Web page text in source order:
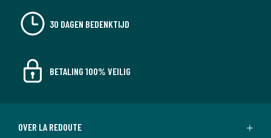
30 DAGEN BEDENKTIJD
BETALING 100% VEILIG
OVER LA REDOUTE